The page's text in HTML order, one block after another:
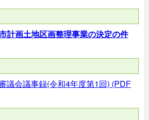
計画土地区画整理事業の決定の件
議会議事録(令和4年度第1回) (PDF